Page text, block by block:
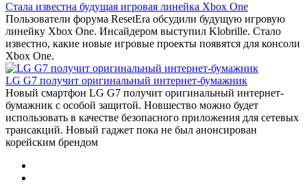
Стала известна будущая игровая линейка Xbox One
Пользователи форума ResetEra обсудили будущую игровую
линейку Xbox One. Инсайдером выступил Klobrille. Стало
известно, какие новые игровые проекты появятся для консоли
Xbox One.
LG G7 получит оригинальный интернет-бумажник
Новый смартфон LG G7 получит оригинальный интернет-
бумажник с особой защитой. Новшество можно будет
использовать в качестве безопасного приложения для сетевых
трансакций. Новый гаджет пока не был анонсирован
корейским брендом